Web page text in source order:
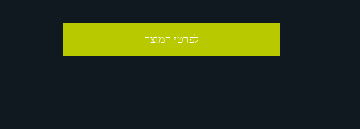
לפרטי המוצר